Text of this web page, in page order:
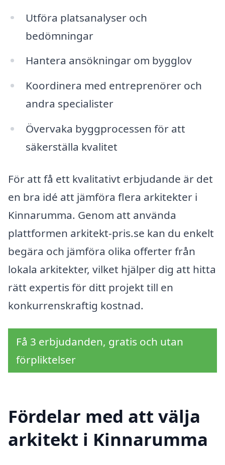
Utföra platsanalyser och
bedömningar
Hantera ansökningar om bygglov
Koordinera med entreprenörer och
andra specialister
Övervaka byggprocessen för att
säkerställa kvalitet
För att få ett kvalitativt erbjudande är det
en bra idé att jämföra flera arkitekter i
Kinnarumma. Genom att använda
plattformen arkitekt-pris.se kan du enkelt
begära och jämföra olika offerter från
lokala arkitekter, vilket hjälper dig att hitta
rätt expertis för ditt projekt till en
konkurrenskraftig kostnad.
Få 3 erbjudanden, gratis och utan
förpliktelser
Fördelar med att välja
arkitekt i Kinnarumma